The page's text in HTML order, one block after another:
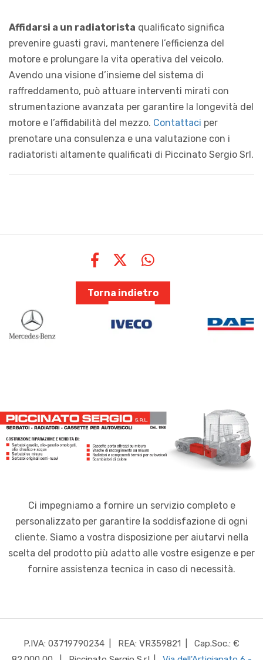
Affidarsi a un radiatorista qualificato significa
prevenire guasti gravi, mantenere l’efficienza del
motore e prolungare la vita operativa del veicolo.
Avendo una visione d’insieme del sistema di
raffreddamento, può attuare interventi mirati con
strumentazione avanzata per garantire la longevità del
motore e l’affidabilità del mezzo. Contattaci per
prenotare una consulenza e una valutazione con i
radiatoristi altamente qualificati di Piccinato Sergio Srl.
Torna indietro
Ci impegniamo a fornire un servizio completo e
personalizzato per garantire la soddisfazione di ogni
cliente. Siamo a vostra disposizione per aiutarvi nella
scelta del prodotto più adatto alle vostre esigenze e per
fornire assistenza tecnica in caso di necessità.
P.IVA: 03719790234 | REA: VR359821
| Cap.Soc.: €